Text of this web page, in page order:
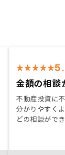
金額の相談
不動産投資に
分かりやすく
どの相談がで
相談しやすい